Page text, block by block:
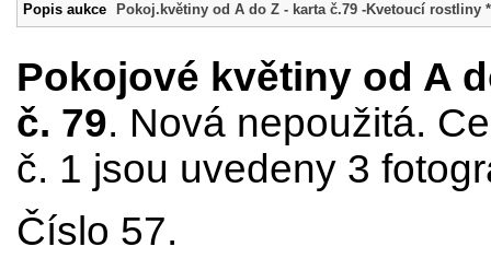
Popis aukce Pokoj.květiny od A do Z - karta č.79 -Kvetoucí rostliny
Pokojové květiny od A
č. 79. Nová nepoužitá.
č. 1 jsou uvedeny 3
Číslo 57.